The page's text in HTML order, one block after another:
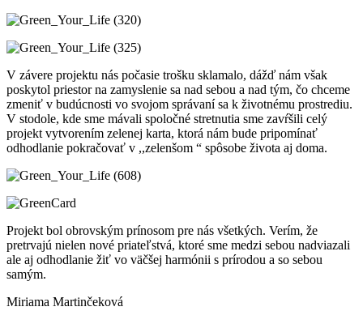
V závere projektu nás počasie trošku sklamalo, dážď nám však
poskytol priestor na zamyslenie sa nad sebou a nad tým, čo chceme
zmeniť v budúcnosti vo svojom správaní sa k životnému prostrediu.
V stodole, kde sme mávali spoločné stretnutia sme zavŕšili celý
projekt vytvorením zelenej karta, ktorá nám bude pripomínať
odhodlanie pokračovať v ,,zelenšom “ spôsobe života aj doma.
Projekt bol obrovským prínosom pre nás všetkých. Verím, že
pretrvajú nielen nové priateľstvá, ktoré sme medzi sebou nadviazali
ale aj odhodlanie žiť vo väčšej harmónii s prírodou a so sebou
samým.
Miriama Martinčeková